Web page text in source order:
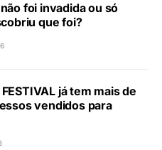
foi invadida ou só
que foi?
já tem mais de
vendidos para